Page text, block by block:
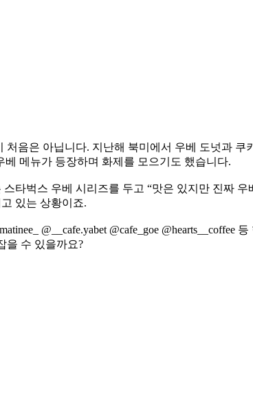
처음은 아닙니다. 지난해 북미에서 우베 도넛과
베 메뉴가 등장하며 화제를 모으기도 했습니다.
타벅스 우베 시리즈를 두고 “맛은 있지만 진짜
있는 상황이죠.
@__cafe.yabet @cafe_goe
을 수 있을까요?